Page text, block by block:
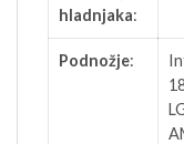
hladnjaka:
Podnožje: